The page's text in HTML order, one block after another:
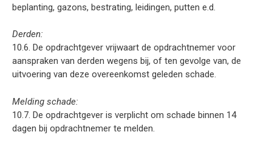
beplanting, gazons, bestrating, leidingen, putten e.d.
Derden:
10.6. De opdrachtgever vrijwaart de opdrachtnemer voor
aanspraken van derden wegens bij, of ten gevolge van, de
uitvoering van deze overeenkomst geleden schade.
Melding schade:
10.7. De opdrachtgever is verplicht om schade binnen 14
dagen bij opdrachtnemer te melden.